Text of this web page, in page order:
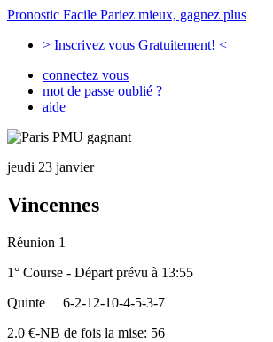
Pronostic Facile Pariez mieux, gagnez plus
> Inscrivez vous Gratuitement! <
connectez vous
mot de passe oublié ?
aide
jeudi 23 janvier
Vincennes
Réunion 1
1° Course - Départ prévu à 13:55
Quinte
6-2-12-10-4-5-3-7
2.0 €-NB de fois la mise: 56